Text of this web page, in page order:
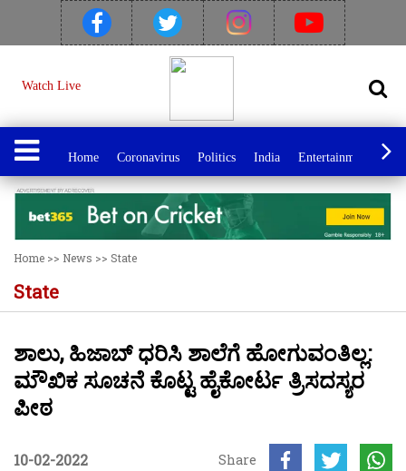
Watch Live
Home Coronavirus Politics India Entertainment
Home >> News >> State
State
ಶಾಲು, ಹಿಜಾಬ್ ಧರಿಸಿ ಶಾಲೆಗೆ ಹೋಗುವಂತಿಲ್ಲ:
ಮೌಖಿಕ ಸೂಚನೆ ಕೊಟ್ಟ ಹೈಕೋರ್ಟ ತ್ರಿಸದಸ್ಯರ
ಪೀಠ
10-02-2022 Share